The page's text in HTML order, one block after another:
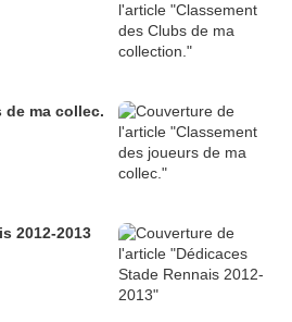
de ma collec.
2012-2013